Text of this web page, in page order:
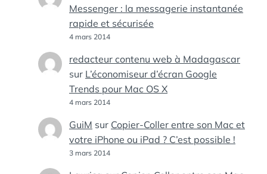
Messenger : la messagerie instantanée
rapide et sécurisée
4 mars 2014
redacteur contenu web à Madagascar
sur L’économiseur d’écran Google
Trends pour Mac OS X
4 mars 2014
GuiM sur Copier-Coller entre son Mac et
votre iPhone ou iPad ? C’est possible !
3 mars 2014